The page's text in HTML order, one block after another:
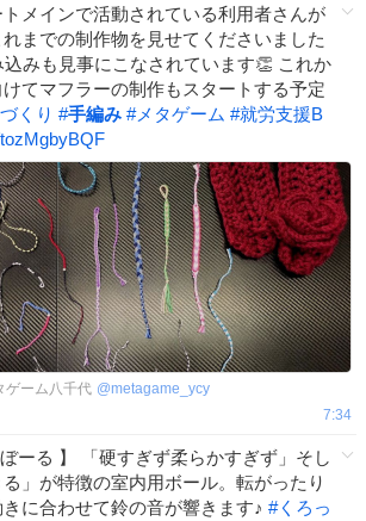
メインで活動されている利用者さんが
までの制作物を見せてくださいました
込みも見事にこなされています👏 これか
てマフラーの制作もスタートする予定
くり #手編み #メタゲーム #就労支援B
ゲーム八千代 @metagame_ycy
7:34
ぼーる 】 「硬すぎず柔らかすぎず」そし
」が特徴の室内用ボール。転がったり
に合わせて鈴の音が響きます♪ #くろっ